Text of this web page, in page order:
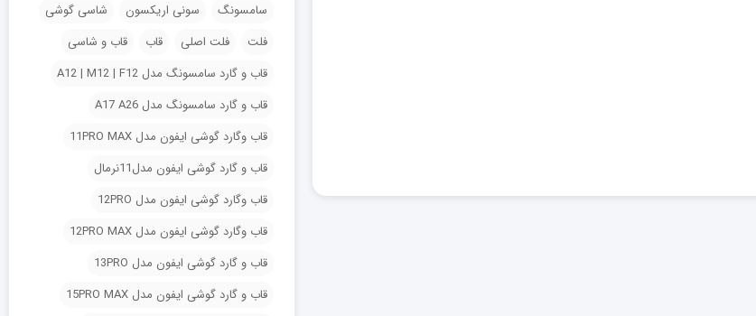
سامسونگ
سونی اریکسون
شاسی گوشی
فلت
فلت اصلی قاب
قاب و شاسی
قاب و گارد سامسونگ مدل A12 | M12 | F12
قاب و گارد سامسونگ مدل A17 A26
قاب وگارد گوشی ایفون مدل 11PRO MAX
قاب و گارد گوشی ایفون مدل11نرمال
قاب وگارد گوشی ایفون مدل 12PRO
قاب وگارد گوشی ایفون مدل 12PRO MAX
قاب و گارد گوشی ایفون مدل 13PRO
قاب و گارد گوشی ایفون مدل 15PRO MAX